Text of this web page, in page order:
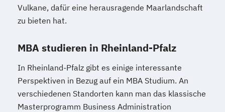
Vulkane, dafür eine herausragende Maarlandschaft
zu bieten hat.
MBA studieren in Rheinland-Pfalz
In Rheinland-Pfalz gibt es einige interessante
Perspektiven in Bezug auf ein MBA Studium. An
verschiedenen Standorten kann man das klassische
Masterprogramm Business Administration